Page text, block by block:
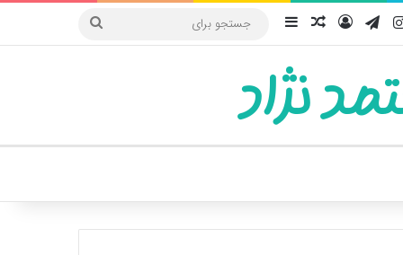
اینستاگرام
تلگرامورودنوشته تصادفی
سایدبار
جستجو
نژاد
پوسته